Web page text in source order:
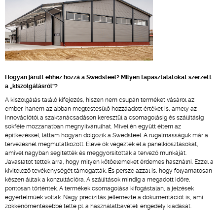
Hogyan járult ehhez hozzá a Swedsteel? Milyen tapasztalatokat szerzett
a „kiszolgálásról”?
A kiszolgálás találó kifejezés, hiszen nem csupán terméket vásárol az
ember, hanem az abban megtestesülő hozzáadott értéket is, amely az
innovációtól a szaktanácsadáson keresztül a csomagolásig és szállításig
sokféle mozzanatban megnyilvánulhat. Mivel én együtt éltem az
építkezéssel, láttam hogyan dolgozik a Swedsteel. A rugalmasságuk már a
tervezésnél megmutatkozott. Eleve ők végezték el a panelkiosztásokat,
amivel nagyban segítették és meggyorsították a tervező munkáját.
Javaslatot tettek arra, hogy milyen kötőelemeket érdemes használni. Ezzel a
kivitelező tevékenységét támogatták. És persze azzal is, hogy folyamatosan
készen álltak a konzultációra. A szállítások mindig a megadott időre,
pontosan történtek. A termékek csomagolása kifogástalan, a jelzések
egyértelműek voltak. Nagy precizitás jellemezte a dokumentációt is, ami
zökkenőmentésebbé tette pl. a használatbavételi engedély kiadását.